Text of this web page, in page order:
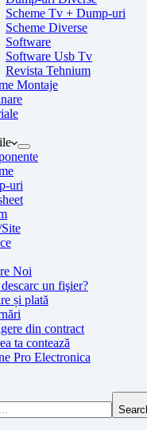
Scheme Tv + Dump-uri
Scheme Diverse
Software
Software Usb Tv
Revista Tehnium
Montaje
uri
Noi
un fişier?
și plată
din contract
ta contează
Pro Electronica